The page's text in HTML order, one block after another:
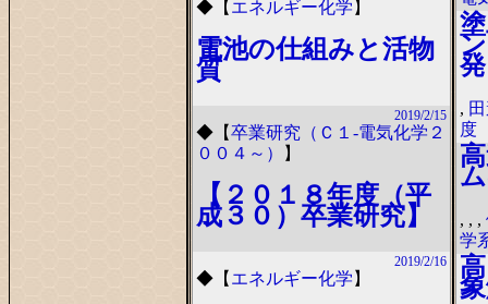
◆ 【 エネルギー化学 】
電池の仕組みと活物
質
2019/2/15
◆ 【卒業研究（Ｃ１-電気化学２
００４～）
】
【２０１８年度（平
成３０）卒業研究】
2019/2/16
◆ 【 エネルギー化学 】
発
,
度
, , ,
学